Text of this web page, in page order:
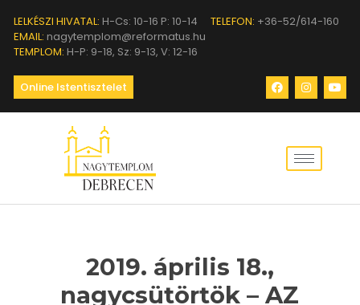
LELKÉSZI HIVATAL: H-Cs: 10-16 P: 10-14 TELEFON: +36-52/614-160
EMAIL: nagytemplom@reformatus.hu
TEMPLOM: H-P: 9-18, Sz: 9-13, V: 12-16
Online Istentisztelet
2019. április 18.,
nagycsütörtök – AZ